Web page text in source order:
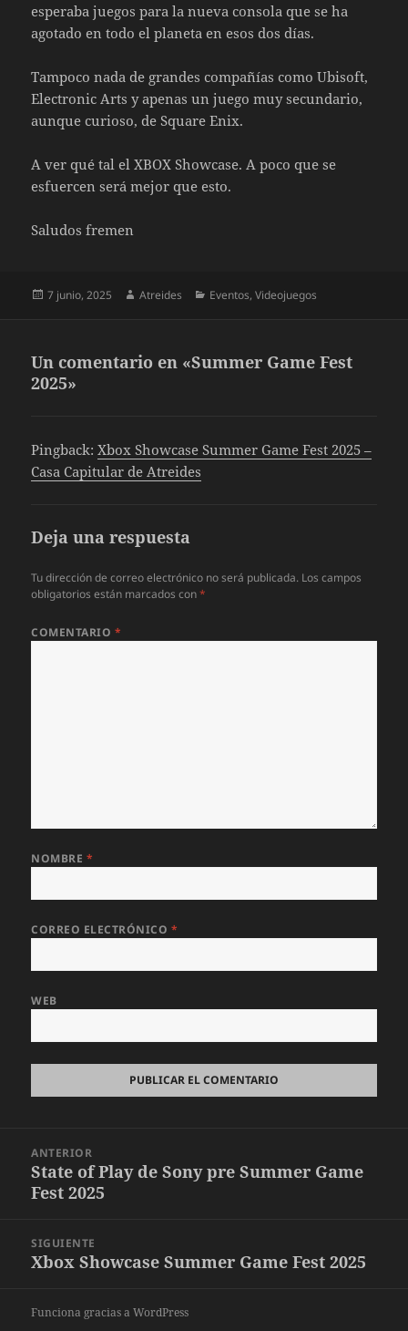
esperaba juegos para la nueva consola que se ha
agotado en todo el planeta en esos dos días.
Tampoco nada de grandes compañías como Ubisoft,
Electronic Arts y apenas un juego muy secundario,
aunque curioso, de Square Enix.
A ver qué tal el XBOX Showcase. A poco que se
esfuercen será mejor que esto.
Saludos fremen
Publicado
7 junio, 2025 Autor
Atreides Categorías
Eventos,Videojuegos
Un comentario en «Summer Game Fest
2025»
Pingback:Xbox Showcase Summer Game Fest 2025 –
Casa Capitular de Atreides
Deja una respuesta
Tu dirección de correo electrónico no será publicada. Los campos
obligatorios están marcados con*
COMENTARIO *
NOMBRE *
CORREO ELECTRÓNICO *
WEB
entradas
ANTERIOR
Entrada
anterior:
State of Play de Sony pre Summer Game
Fest 2025
SIGUIENTE
Entrada
Xbox Showcase Summer Game Fest 2025
Funciona gracias a WordPress